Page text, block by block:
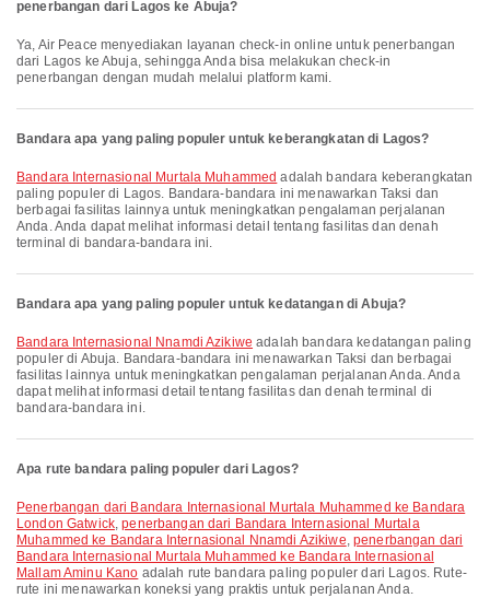
penerbangan dari Lagos ke Abuja?
Ya, Air Peace menyediakan layanan check-in online untuk penerbangan
dari Lagos ke Abuja, sehingga Anda bisa melakukan check-in
penerbangan dengan mudah melalui platform kami.
Bandara apa yang paling populer untuk keberangkatan di Lagos?
Bandara Internasional Murtala Muhammed adalah bandara keberangkatan
paling populer di Lagos. Bandara-bandara ini menawarkan Taksi dan
berbagai fasilitas lainnya untuk meningkatkan pengalaman perjalanan
Anda. Anda dapat melihat informasi detail tentang fasilitas dan denah
terminal di bandara-bandara ini.
Bandara apa yang paling populer untuk kedatangan di Abuja?
Bandara Internasional Nnamdi Azikiwe adalah bandara kedatangan paling
populer di Abuja. Bandara-bandara ini menawarkan Taksi dan berbagai
fasilitas lainnya untuk meningkatkan pengalaman perjalanan Anda. Anda
dapat melihat informasi detail tentang fasilitas dan denah terminal di
bandara-bandara ini.
Apa rute bandara paling populer dari Lagos?
penerbangan dari Bandara Internasional Murtala Muhammed ke Bandara
London Gatwick,penerbangan dari Bandara Internasional Murtala
Muhammed ke Bandara Internasional Nnamdi Azikiwe,penerbangan dari
Bandara Internasional Murtala Muhammed ke Bandara Internasional
Mallam Aminu Kano adalah rute bandara paling populer dari Lagos. Rute-
rute ini menawarkan koneksi yang praktis untuk perjalanan Anda.